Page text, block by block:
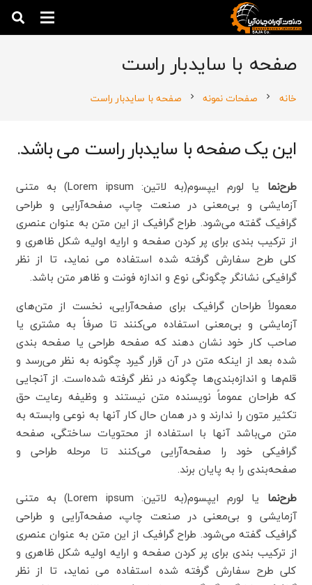
صفحه با سایدبار راست
خانه chevron_right صفحات نمونه chevron_right صفحه با سایدبار راست
این یک صفحه با سایدبار راست می باشد.
طرح‌نما یا لورم ایپسوم(به لاتین: Lorem ipsum) به متنی
آزمایشی و بی‌معنی در صنعت چاپ، صفحه‌آرایی و طراحی
گرافیک گفته می‌شود. طراح گرافیک از این متن به عنوان عنصری
از ترکیب بندی برای پر کردن صفحه و ارایه اولیه شکل ظاهری و
کلی طرح سفارش گرفته شده استفاده می نماید، تا از نظر
گرافیکی نشانگر چگونگی نوع و اندازه فونت و ظاهر متن باشد.
معمولاً طراحان گرافیک برای صفحه‌آرایی، نخست از متن‌های
آزمایشی و بی‌معنی استفاده می‌کنند تا صرفاً به مشتری یا
صاحب کار خود نشان دهند که صفحه طراحی یا صفحه بندی
شده بعد از اینکه متن در آن قرار گیرد چگونه به نظر می‌رسد و
قلم‌ها و اندازه‌بندی‌ها چگونه در نظر گرفته شده‌است. از آنجایی
که طراحان عموماً نویسنده متن نیستند و وظیفه رعایت حق
تکثیر متون را ندارند و در همان حال کار آنها به نوعی وابسته به
متن می‌باشد آنها با استفاده از محتویات ساختگی، صفحه
گرافیکی خود را صفحه‌آرایی می‌کنند تا مرحله طراحی و
صفحه‌بندی را به پایان برند.
طرح‌نما یا لورم ایپسوم(به لاتین: Lorem ipsum) به متنی
آزمایشی و بی‌معنی در صنعت چاپ، صفحه‌آرایی و طراحی
گرافیک گفته می‌شود. طراح گرافیک از این متن به عنوان عنصری
از ترکیب بندی برای پر کردن صفحه و ارایه اولیه شکل ظاهری و
کلی طرح سفارش گرفته شده استفاده می نماید، تا از نظر